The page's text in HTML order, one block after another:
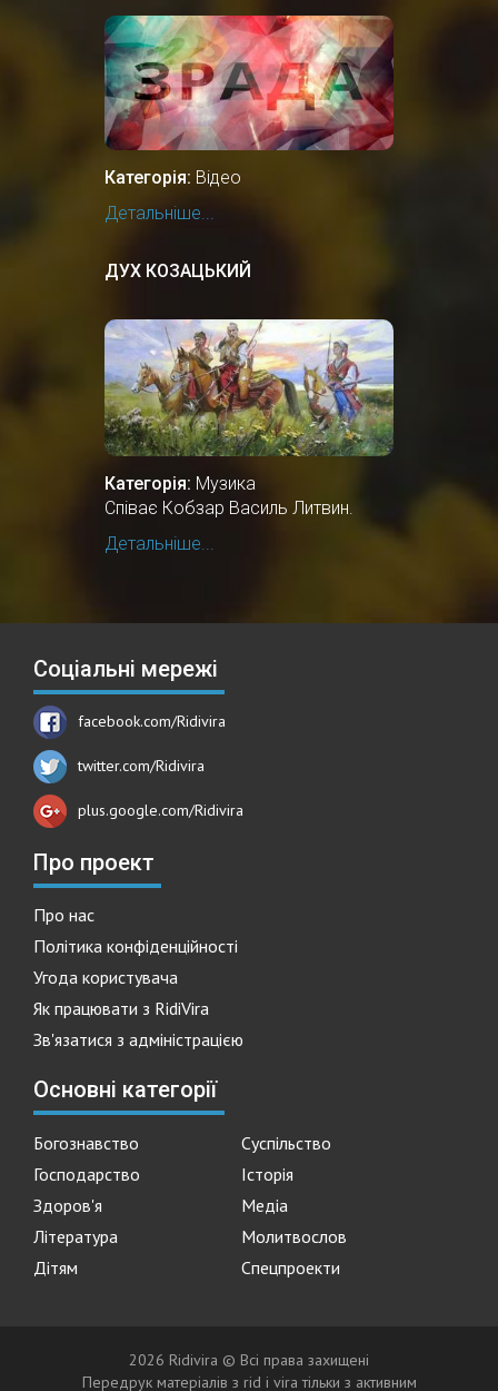
Категорія: Відео
Детальніше...
ДУХ КОЗАЦЬКИЙ
Категорія: Музика
Співає Кобзар Василь Литвин.
Детальніше...
Соціальні мережі
facebook.com/Ridivira
twitter.com/Ridivira
plus.google.com/Ridivira
Про проект
Про нас
Політика конфіденційності
Угода користувача
Як працювати з RidiVira
Зв'язатися з адміністрацією
Основні категорії
Богознавство
Суспільство
Господарство
Історія
Здоров'я
Медіа
Література
Молитвослов
Дітям
Спецпроекти
2026 Ridivira © Всі права захищені
Передрук матеріалів з rid i vira тільки з активним